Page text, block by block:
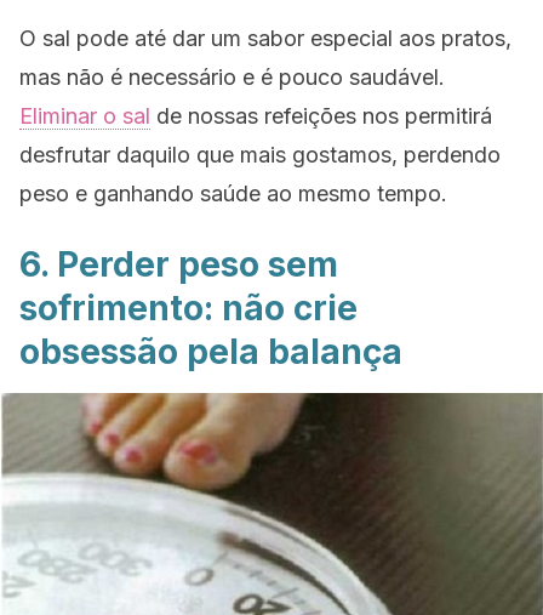
O sal pode até dar um sabor especial aos pratos,
mas não é necessário e é pouco saudável.
Eliminar o sal de nossas refeições nos permitirá
desfrutar daquilo que mais gostamos, perdendo
peso e ganhando saúde ao mesmo tempo.
6. Perder peso sem
sofrimento: não crie
obsessão pela balança